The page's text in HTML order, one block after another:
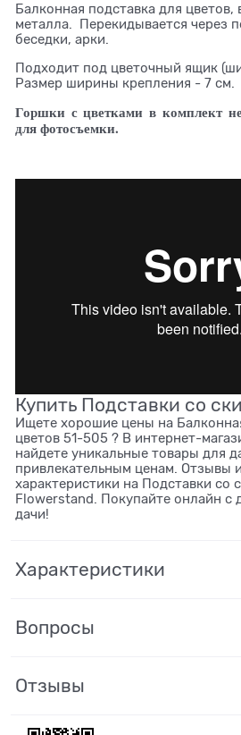
Балконная подставка для цветов,
металла. Перекидывается через
беседки, арки.
Подходит под цветочный ящик
Размер ширины крепления - 7 см.
Горшки с цветками в комплект
для фотосъемки.
Купить Подставки со
Ищете хорошие цены на
цветов 51-505 ? В интернет-
найдете уникальные товары для
привлекательным ценам. Отзывы
характеристики на Подставки со
Flowerstand. Покупайте онлайн с
дачи!
Характеристики
Вопросы
Отзывы